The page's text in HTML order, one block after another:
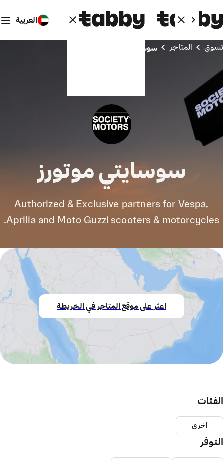
العربية
تسوق المتاجر سوسايتي موتورز
سوسايتي موتورز
Authorized & Exclusive partners for Vespa,
Aprilia and Moto Guzzi scooters & motorcycles.
اعثر على موقع المتاجر في الخريطة
الفئات
أخرى
التوفر